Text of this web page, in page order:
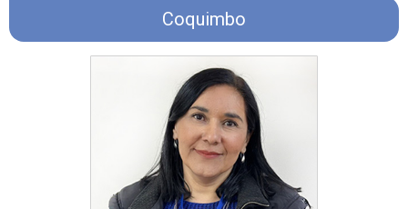
Coquimbo